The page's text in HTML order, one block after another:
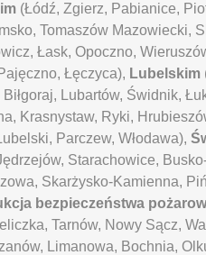
(Łódź, Zgierz, Pabianice,
Tomaszów Mazowiecki,
Łask, Opoczno,
Łęczyca), Lubelskim
Biłgoraj, Lubartów, Świdnik,
Krasnystaw, Ryki,
Parczew, Włodawa),
Starachowice,
Skarżysko-Kamienna,
bezpieczeństwa
Tarnów, Nowy Sącz,
Limanowa, Bochnia,